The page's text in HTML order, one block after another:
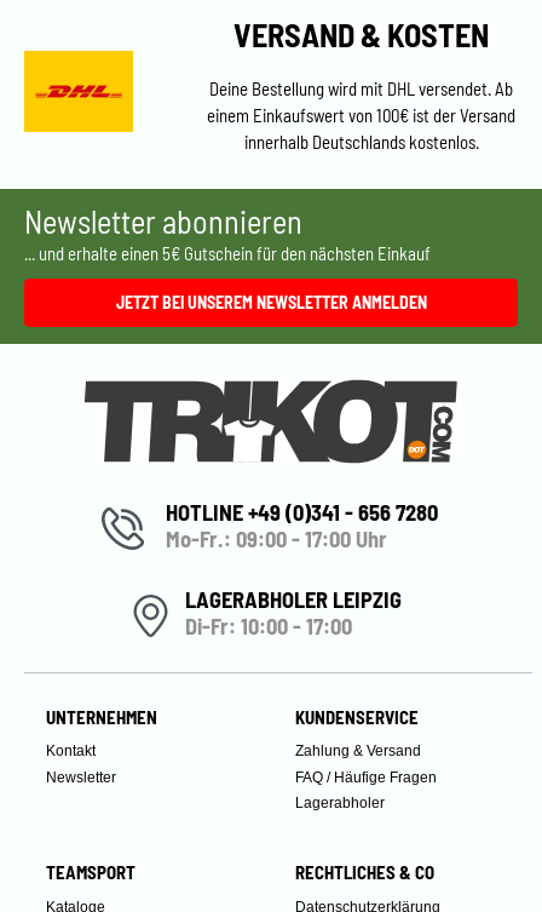
VERSAND & KOSTEN
Deine Bestellung wird mit DHL versendet. Ab
einem Einkaufswert von 100€ ist der Versand
innerhalb Deutschlands kostenlos.
Newsletter abonnieren
... und erhalte einen 5€ Gutschein für den nächsten Einkauf
JETZT BEI UNSEREM NEWSLETTER ANMELDEN
HOTLINE +49 (0)341 - 656 7280
Mo-Fr.: 09:00 - 17:00 Uhr
LAGERABHOLER LEIPZIG
Di-Fr: 10:00 - 17:00
UNTERNEHMEN
Kontakt
Newsletter
KUNDENSERVICE
Zahlung & Versand
FAQ / Häufige Fragen
Lagerabholer
TEAMSPORT
Kataloge
RECHTLICHES & CO
Datenschutzerklärung